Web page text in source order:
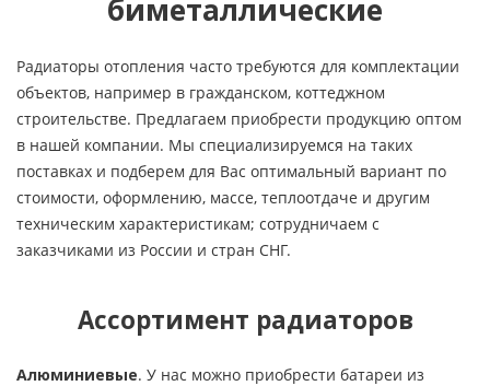
биметаллические
Радиаторы отопления часто требуются для комплектации
объектов, например в гражданском, коттеджном
строительстве. Предлагаем приобрести продукцию оптом
в нашей компании. Мы специализируемся на таких
поставках и подберем для Вас оптимальный вариант по
стоимости, оформлению, массе, теплоотдаче и другим
техническим характеристикам; сотрудничаем с
заказчиками из России и стран СНГ.
Ассортимент радиаторов
Алюминиевые. У нас можно приобрести батареи из